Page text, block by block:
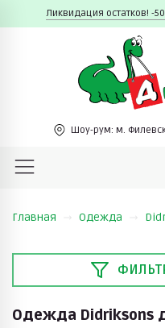
Ликвидация остатков! -
Шоу-рум: м.
Главная Одежда
Одежда Didriksons